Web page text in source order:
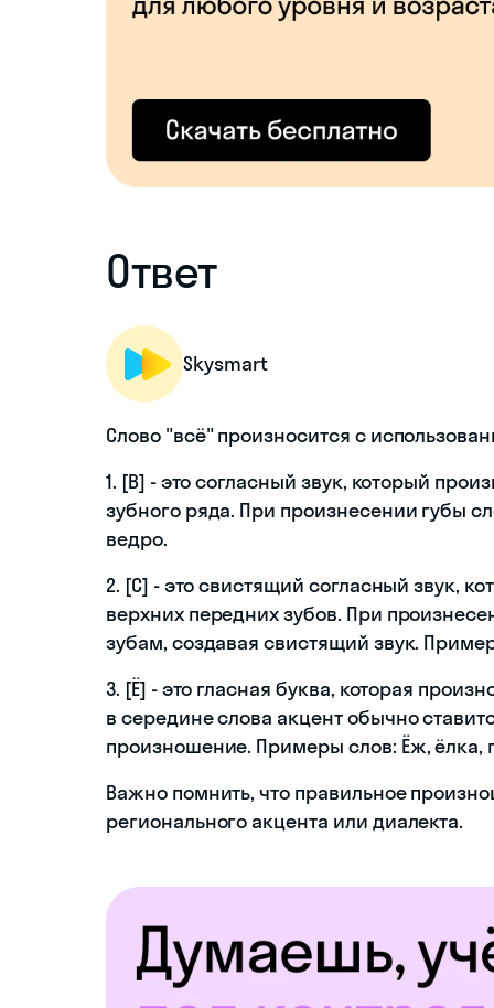
Ответ
Skysmart
Слово "всё" произносится с
1. [В] - это согласный звук, который
зубного ряда. При произнесении губы
ведро.
2. [С] - это свистящий согласный звук,
верхних передних зубов. При
зубам, создавая свистящий звук.
3. [Ё] - это гласная буква, которая
в середине слова акцент обычно
произношение. Примеры слов: Ёж, ёлка,
Важно помнить, что правильное
регионального акцента или диалекта.